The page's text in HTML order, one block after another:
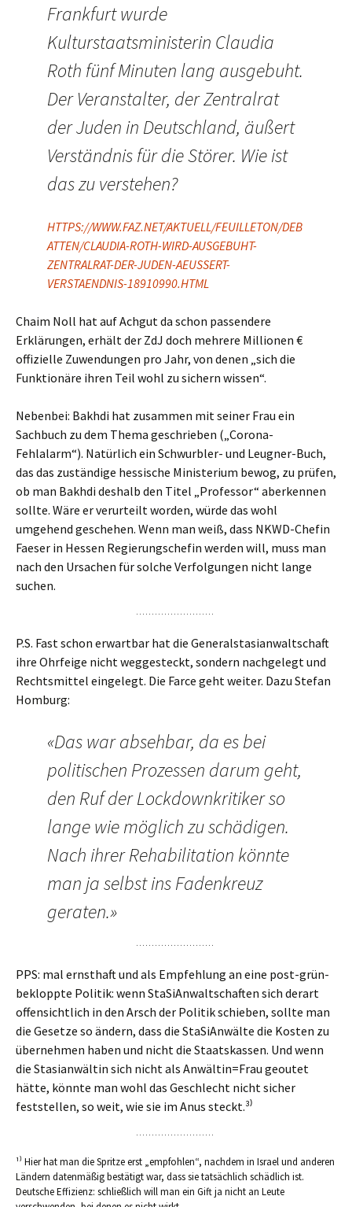
Frankfurt wurde
Kulturstaatsministerin Claudia
Roth fünf Minuten lang ausgebuht.
Der Veranstalter, der Zentralrat
der Juden in Deutschland, äußert
Verständnis für die Störer. Wie ist
das zu verstehen?
HTTPS://WWW.FAZ.NET/AKTUELL/FEUILLETON/DEB
ATTEN/CLAUDIA-ROTH-WIRD-AUSGEBUHT-
ZENTRALRAT-DER-JUDEN-AEUSSERT-
VERSTAENDNIS-18910990.HTML
Chaim Noll hat auf Achgut da schon passendere
Erklärungen, erhält der ZdJ doch mehrere Millionen €
offizielle Zuwendungen pro Jahr, von denen „sich die
Funktionäre ihren Teil wohl zu sichern wissen“.
Nebenbei: Bakhdi hat zusammen mit seiner Frau ein
Sachbuch zu dem Thema geschrieben („Corona-
Fehlalarm“). Natürlich ein Schwurbler- und Leugner-Buch,
das das zuständige hessische Ministerium bewog, zu prüfen,
ob man Bakhdi deshalb den Titel „Professor“ aberkennen
sollte. Wäre er verurteilt worden, würde das wohl
umgehend geschehen. Wenn man weiß, dass NKWD-Chefin
Faeser in Hessen Regierungschefin werden will, muss man
nach den Ursachen für solche Verfolgungen nicht lange
suchen.
P.S. Fast schon erwartbar hat die Generalstasianwaltschaft
ihre Ohrfeige nicht weggesteckt, sondern nachgelegt und
Rechtsmittel eingelegt. Die Farce geht weiter. Dazu Stefan
Homburg:
«Das war absehbar, da es bei
politischen Prozessen darum geht,
den Ruf der Lockdownkritiker so
lange wie möglich zu schädigen.
Nach ihrer Rehabilitation könnte
man ja selbst ins Fadenkreuz
geraten.»
PPS: mal ernsthaft und als Empfehlung an eine post-grün-
bekloppte Politik: wenn StaSiAnwaltschaften sich derart
offensichtlich in den Arsch der Politik schieben, sollte man
die Gesetze so ändern, dass die StaSiAnwälte die Kosten zu
übernehmen haben und nicht die Staatskassen. Und wenn
die Stasianwältin sich nicht als Anwältin=Frau geoutet
hätte, könnte man wohl das Geschlecht nicht sicher
feststellen, so weit, wie sie im Anus steckt.³⁾
¹⁾ Hier hat man die Spritze erst „empfohlen“, nachdem in Israel und anderen
Ländern datenmäßig bestätigt war, dass sie tatsächlich schädlich ist.
Deutsche Effizienz: schließlich will man ein Gift ja nicht an Leute